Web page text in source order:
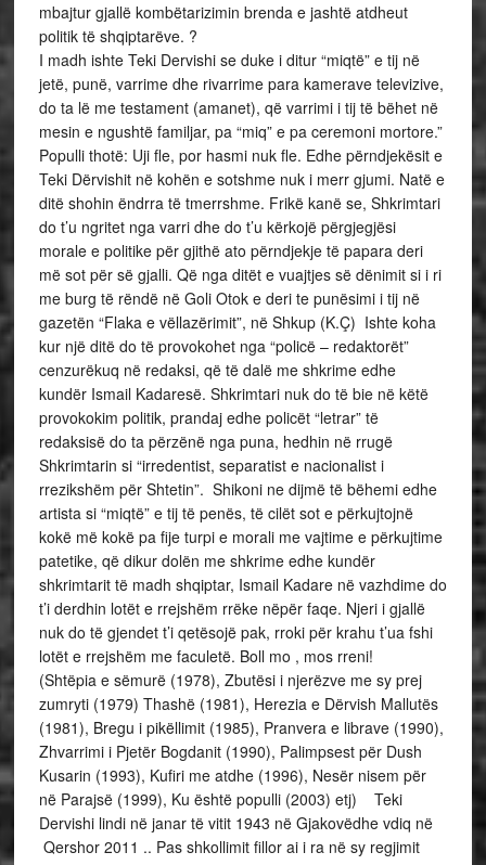
mbajtur gjallë kombëtarizimin brenda e jashtë atdheut
politik të shqiptarëve. ?
I madh ishte Teki Dervishi se duke i ditur “miqtë” e tij në
jetë, punë, varrime dhe rivarrime para kamerave televizive,
do ta lë me testament (amanet), që varrimi i tij të bëhet në
mesin e ngushtë familjar, pa “miq” e pa ceremoni mortore.”
Populli thotë: Uji fle, por hasmi nuk fle. Edhe përndjekësit e
Teki Dërvishit në kohën e sotshme nuk i merr gjumi. Natë e
ditë shohin ëndrra të tmerrshme. Frikë kanë se, Shkrimtari
do t’u ngritet nga varri dhe do t’u kërkojë përgjegjësi
morale e politike për gjithë ato përndjekje të papara deri
më sot për së gjalli. Që nga ditët e vuajtjes së dënimit si i ri
me burg të rëndë në Goli Otok e deri te punësimi i tij në
gazetën “Flaka e vëllazërimit”, në Shkup (K.Ç) Ishte koha
kur një ditë do të provokohet nga “policë – redaktorët”
cenzurëkuq në redaksi, që të dalë me shkrime edhe
kundër Ismail Kadaresë. Shkrimtari nuk do të bie në këtë
provokokim politik, prandaj edhe policët “letrar” të
redaksisë do ta përzënë nga puna, hedhin në rrugë
Shkrimtarin si “irredentist, separatist e nacionalist i
rrezikshëm për Shtetin”. Shikoni ne dijmë të bëhemi edhe
artista si “miqtë” e tij të penës, të cilët sot e përkujtojnë
kokë më kokë pa fije turpi e morali me vajtime e përkujtime
patetike, që dikur dolën me shkrime edhe kundër
shkrimtarit të madh shqiptar, Ismail Kadare në vazhdime do
t’i derdhin lotët e rrejshëm rrëke nëpër faqe. Njeri i gjallë
nuk do të gjendet t’i qetësojë pak, rroki për krahu t’ua fshi
lotët e rrejshëm me faculetë. Boll mo , mos rreni!
(Shtëpia e sëmurë (1978), Zbutësi i njerëzve me sy prej
zumryti (1979) Thashë (1981), Herezia e Dërvish Mallutës
(1981), Bregu i pikëllimit (1985), Pranvera e librave (1990),
Zhvarrimi i Pjetër Bogdanit (1990), Palimpsest për Dush
Kusarin (1993), Kufiri me atdhe (1996), Nesër nisem për
në Parajsë (1999), Ku është populli (2003) etj) Teki
Dervishi lindi në janar të vitit 1943 në Gjakovëdhe vdiq në
Qershor 2011 .. Pas shkollimit fillor ai i ra në sy regjimit